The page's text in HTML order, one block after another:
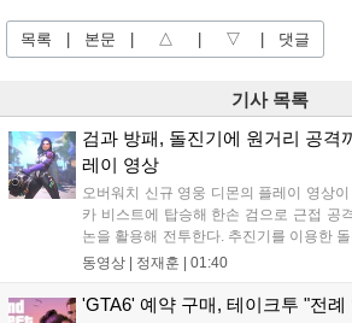
목록 본문 △ ▽ 댓글
기사 목록
검과 방패, 돌진기에 원거리 공격
레이 영상
오버워치 신규 영웅 디몬의 플레이 영상
카 비스트에 탑승해 한손 검으로 근접 공
논을 활용해 전투한다. 추진기를 이용한
보유했고, 메카 파괴 시 맨몸으로 기관총
출시될 예정이다....
동영상 | 정재훈 01:40
'GTA6' 예약 구매, 테이크투 "전례